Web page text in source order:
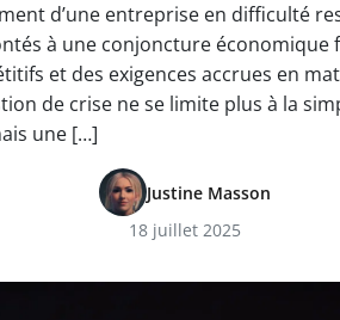
d’une entreprise en difficulté
à une conjoncture économique
et des exigences accrues en
de crise ne se limite plus à la
une […]
Justine Masson
18 juillet 2025